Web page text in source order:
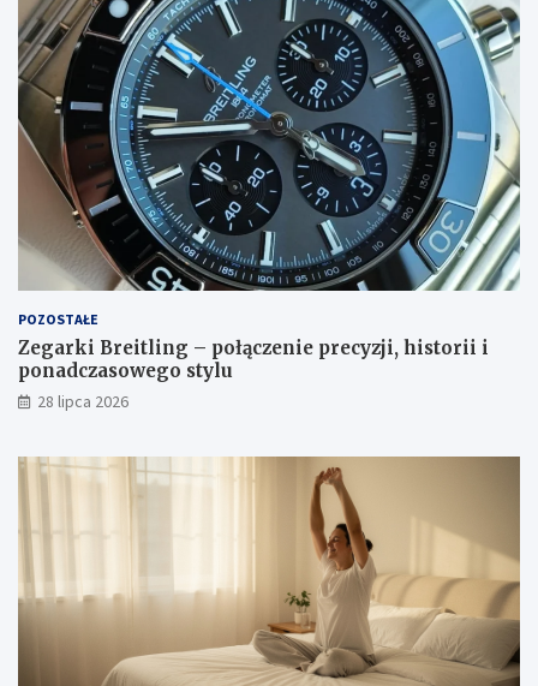
POZOSTAŁE
Zegarki Breitling – połączenie precyzji, historii i
ponadczasowego stylu
28 lipca 2026